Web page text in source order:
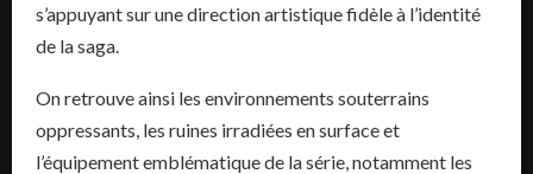
s’appuyant sur une direction artistique fidèle à l’identité
de la saga.
On retrouve ainsi les environnements souterrains
oppressants, les ruines irradiées en surface et
l’équipement emblématique de la série, notamment les